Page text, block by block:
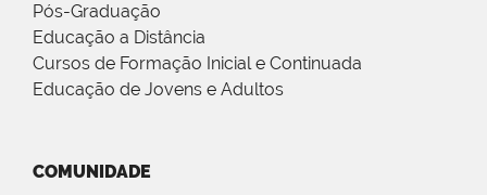
Pós-Graduação
Educação a Distância
Cursos de Formação Inicial e Continuada
Educação de Jovens e Adultos
COMUNIDADE